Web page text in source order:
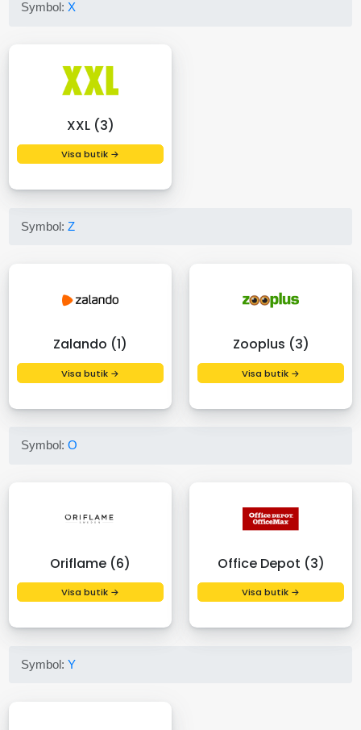
Symbol: X
XXL (3)
Visa butik →
Symbol:Z
Zalando (1)
Visa butik →
Zooplus (3)
Visa butik →
Symbol:O
Oriflame (6)
Visa butik →
Office Depot (3)
Visa butik →
Symbol:Y